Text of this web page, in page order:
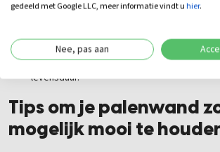
Verkeerde houtsoort kiezen– Zorg
een afwerking toepassen – Hout zonder
veroudert veel sneller. Een kleine moeite
levensduur.
Tips om je palenwand
mogelijk mooi te
gedeeld met Google LLC, meer informatie vindt uhier.
Nee, pas aan